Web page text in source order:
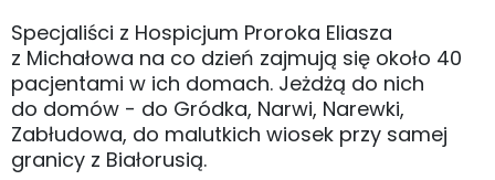
Specjaliści z Hospicjum Proroka Eliasza
z Michałowa na co dzień zajmują się około 40
pacjentami w ich domach. Jeżdżą do nich
do domów - do Gródka, Narwi, Narewki,
Zabłudowa, do malutkich wiosek przy samej
granicy z Białorusią.